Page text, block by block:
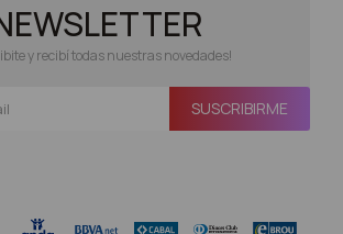
y recibí todas nuestras novedades!
SUSCRIBIRME